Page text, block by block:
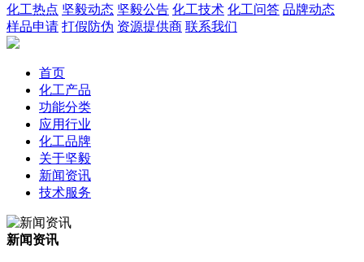
化工热点 坚毅动态 坚毅公告 化工技术 化工问答 品牌动态
样品申请 打假防伪 资源提供商 联系我们
首页
化工产品
功能分类
应用行业
化工品牌
关于坚毅
新闻资讯
技术服务
新闻资讯